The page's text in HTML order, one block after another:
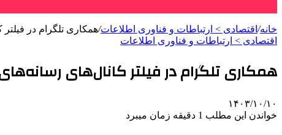
خانه/ اقتصادی > ارتباطات و فناوری اطلاعات/همکاری تلگرام در
اقتصادی > ارتباطات و فناوری اطلاعات
همکاری تلگرام در فیلتر کانال‌های
۱۴۰۳/۱۰/۱۰
خواندن این مطلب 1 دقیقه زمان میبرد